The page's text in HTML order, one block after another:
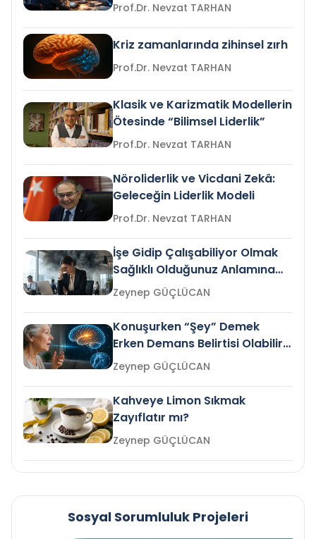
Prof.Dr. Nevzat TARHAN
Kriz zamanlarında zihinsel zırh
Prof.Dr. Nevzat TARHAN
Klasik ve Karizmatik Modellerin
Ötesinde “Bilimsel Liderlik”
Prof.Dr. Nevzat TARHAN
Nöroliderlik ve Vicdani Zekâ:
Geleceğin Liderlik Modeli
Prof.Dr. Nevzat TARHAN
İşe Gidip Çalışabiliyor Olmak
Sağlıklı Olduğunuz Anlamına
Gelir mi?Zeynep GÜÇLÜCAN
Konuşurken “Şey” Demek
Erken Demans Belirtisi Olabilir
mi?
Zeynep GÜÇLÜCAN
Kahveye Limon Sıkmak
Zayıflatır mı?
Zeynep GÜÇLÜCAN
Sosyal Sorumluluk Projeleri